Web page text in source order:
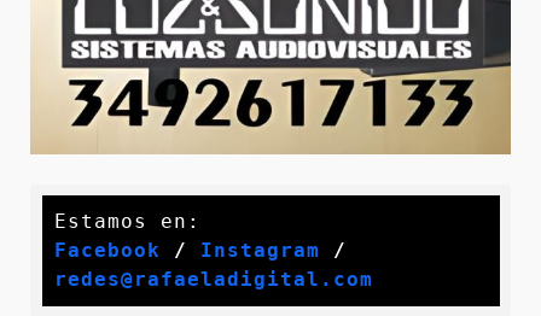
Facebook / Instagram /
redes@rafaeladigital.com